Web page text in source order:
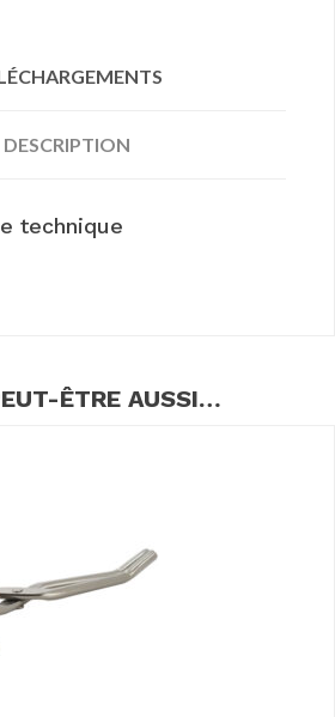
DESCRIPTION
technique
ÊTRE AUSSI…